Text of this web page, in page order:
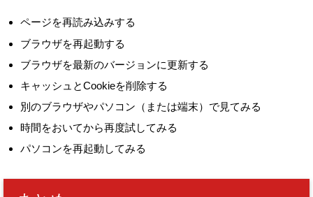
ページを再読み込みする
ブラウザを再起動する
ブラウザを最新のバージョンに更新する
キャッシュとCookieを削除する
別のブラウザやパソコン（または端末）で見てみる
時間をおいてから再度試してみる
パソコンを再起動してみる